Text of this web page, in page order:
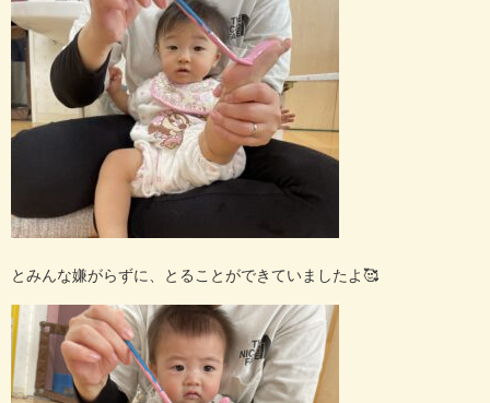
とみんな嫌がらずに、とることができていましたよ🥰